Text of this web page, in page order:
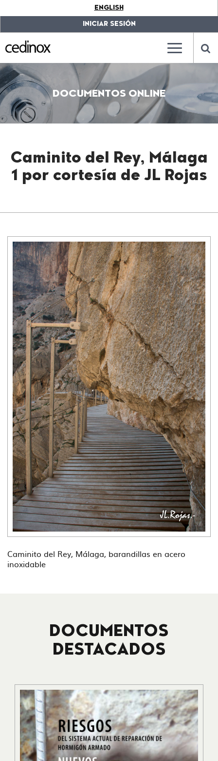
label.access.jump.content???
???
label.access.jump.header???
label.access.jump.footer???
???
label.access.jump.menu???
ENGLISH
INICIAR SESIÓN
???
???
DOCUMENTOS ONLINE
Caminito del Rey, Málaga
1 por cortesía de JL Rojas
Caminito del Rey, Málaga, barandillas en acero
inoxidable
DOCUMENTOS
DESTACADOS